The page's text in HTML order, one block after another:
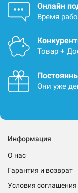
Онлайн
Время
Товар +
Они уже
Информация
О нас
Гарантия и возврат
Условия соглашения